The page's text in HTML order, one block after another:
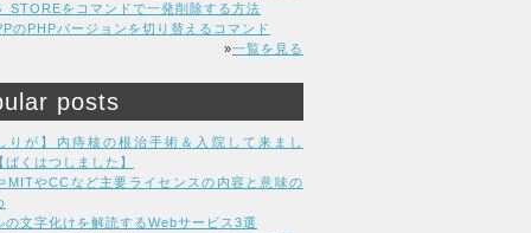
をコマンドで一発削除する方法
のPHPバージョンを切り替えるコマンド
»一覧を見る
posts
りが】内痔核の根治手術＆入院して来まし
ばくはつしました】
MITやCCなど主要ライセンスの内容と意味の
の文字化けを解読するWebサービス3選